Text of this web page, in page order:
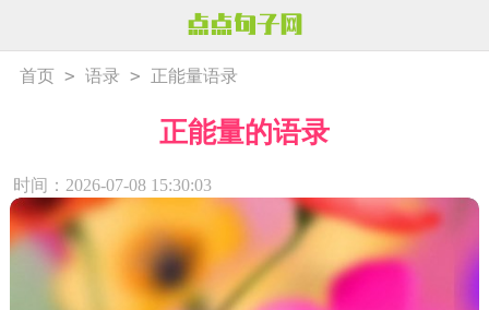
首页 > 语录 > 正能量语录
正能量的语录
时间：2026-07-08 15:30:03